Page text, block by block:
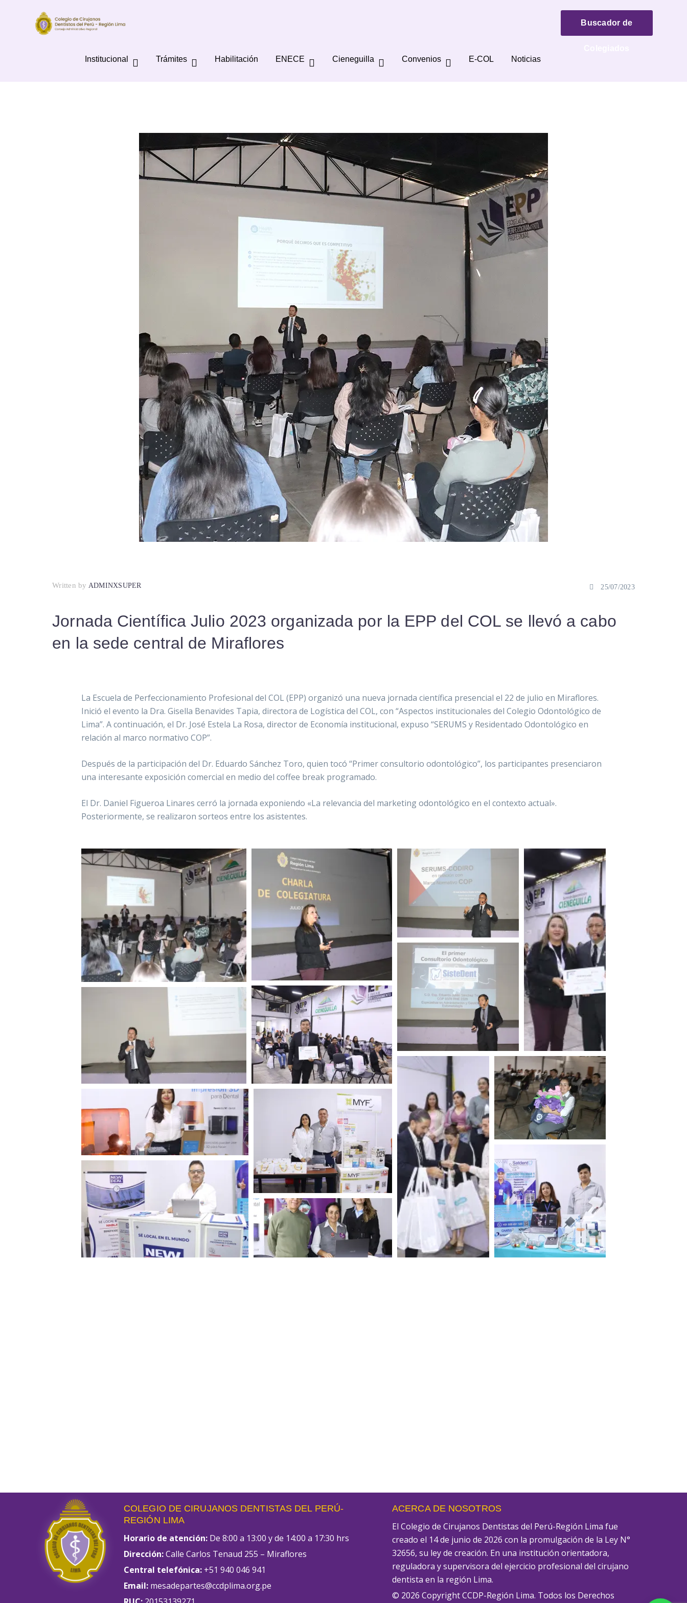
Buscador de
Institucional
Trámites Habilitación ENECE Cieneguilla Convenios E-COL Noticias
Written by ADMINXSUPER 25/07/2023
Jornada Científica Julio 2023 organizada por la EPP del COL se llevó a cabo
en la sede central de Miraflores
La Escuela de Perfeccionamiento Profesional del COL (EPP) organizó una nueva jornada científica presencial el 22 de julio en Miraflores.
Inició el evento la Dra. Gisella Benavides Tapia, directora de Logística del COL, con “Aspectos institucionales del Colegio Odontológico de
Lima”. A continuación, el Dr. José Estela La Rosa, director de Economía institucional, expuso “SERUMS y Residentado Odontológico en
relación al marco normativo COP”.
Después de la participación del Dr. Eduardo Sánchez Toro, quien tocó “Primer consultorio odontológico”, los participantes presenciaron
una interesante exposición comercial en medio del coffee break programado.
El Dr. Daniel Figueroa Linares cerró la jornada exponiendo «La relevancia del marketing odontológico en el contexto actual».
Posteriormente, se realizaron sorteos entre los asistentes.
COLEGIO DE CIRUJANOS DENTISTAS DEL PERÚ-
REGIÓN LIMA
Horario de atención: De 8:00 a 13:00 y de 14:00 a 17:30 hrs
Dirección:Calle Carlos Tenaud 255 – Miraflores
Central telefónica: +51 940 046 941
Email: mesadepartes@ccdplima.org.pe
ACERCA DE NOSOTROS
El Colegio de Cirujanos Dentistas del Perú-Región Lima fue
creado el 14 de junio de 2026 con la promulgación de la Ley N°
32656, su ley de creación. En una institución orientadora,
reguladora y supervisora del ejercicio profesional del cirujano
dentista en la región Lima.
© 2026 Copyright CCDP-Región Lima. Todos los Derechos